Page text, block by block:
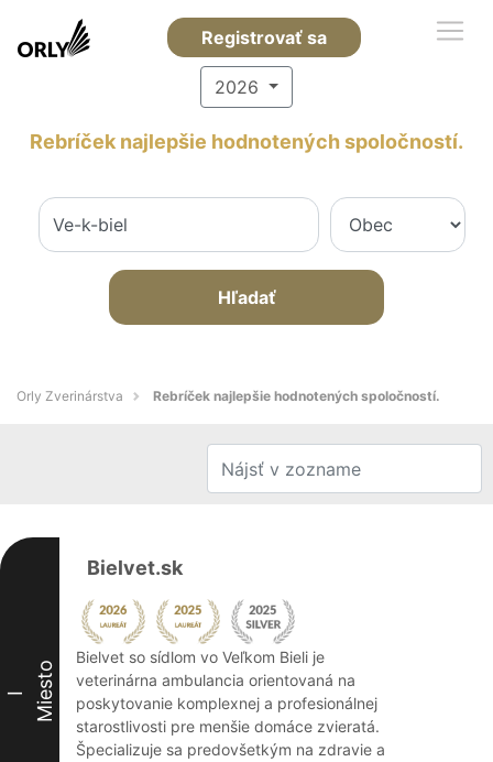
Registrovať sa
2026
Rebríček najlepšie hodnotených spoločností.
Hľadať
Orly Zverinárstva Rebríček najlepšie hodnotených spoločností.
I Miesto
Bielvet.sk
Bielvet so sídlom vo Veľkom Bieli je
veterinárna ambulancia orientovaná na
poskytovanie komplexnej a profesionálnej
starostlivosti pre menšie domáce zvieratá.
Špecializuje sa predovšetkým na zdravie a